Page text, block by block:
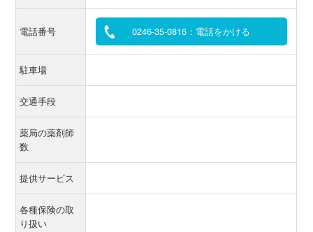
電話番号 0246-35-0816：電話をかける
駐車場
交通手段
薬局の薬剤師
数
提供サービス
各種保険の取
り扱い